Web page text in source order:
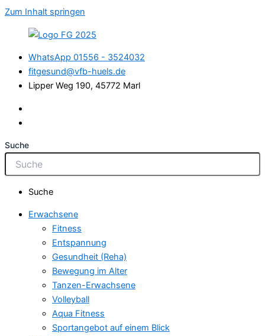
Zum Inhalt springen
WhatsApp 01556 - 3524032
fitgesund@vfb-huels.de
Lipper Weg 190, 45772 Marl
Suche
Suche
Erwachsene
Fitness
Entspannung
Gesundheit (Reha)
Bewegung im Alter
Tanzen-Erwachsene
Volleyball
Aqua Fitness
Sportangebot auf einem Blick